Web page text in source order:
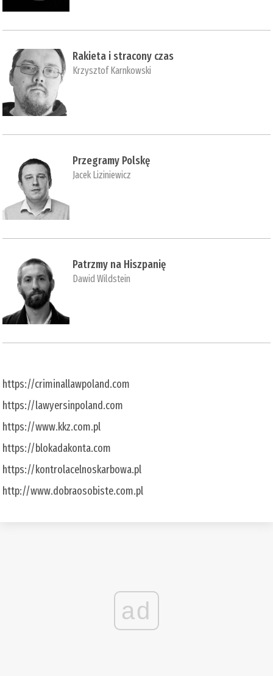
Rakieta i stracony czas
Krzysztof Karnkowski
Przegramy Polskę
Jacek Liziniewicz
Patrzmy na Hiszpanię
Dawid Wildstein
https://criminallawpoland.com
https://lawyersinpoland.com
https://www.kkz.com.pl
https://blokadakonta.com
https://kontrolacelnoskarbowa.pl
http://www.dobraosobiste.com.pl
ad